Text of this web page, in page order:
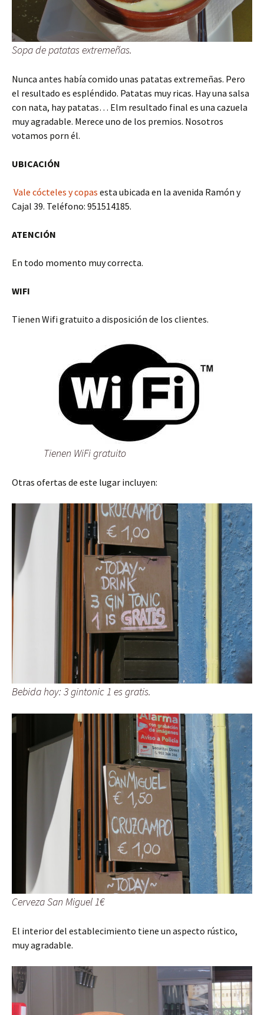
Sopa de patatas extremeñas.
Nunca antes había comido unas patatas extremeñas. Pero
el resultado es espléndido. Patatas muy ricas. Hay una salsa
con nata, hay patatas… Elm resultado final es una cazuela
muy agradable. Merece uno de los premios. Nosotros
votamos porn él.
UBICACIÓN
Vale cócteles y copas esta ubicada en la avenida Ramón y
Cajal 39. Teléfono: 951514185.
ATENCIÓN
En todo momento muy correcta.
WIFI
Tienen Wifi gratuito a disposición de los clientes.
Tienen WiFi gratuito
Otras ofertas de este lugar incluyen:
Bebida hoy: 3 gintonic 1 es gratis.
Cerveza San Miguel 1€
El interior del establecimiento tiene un aspecto rústico,
muy agradable.